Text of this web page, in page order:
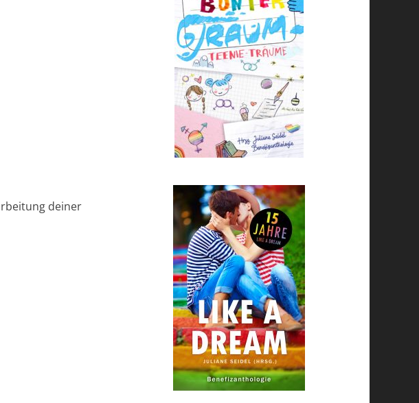
deiner